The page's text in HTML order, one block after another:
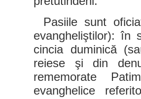
Pasiile sunt
evangheliştilor):
cincia duminică
reiese şi din
rememorate
evanghelice